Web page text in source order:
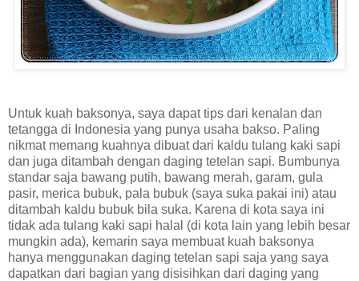
Untuk kuah baksonya, saya dapat tips dari kenalan dan
tetangga di Indonesia yang punya usaha bakso. Paling
nikmat memang kuahnya dibuat dari kaldu tulang kaki sapi
dan juga ditambah dengan daging tetelan sapi. Bumbunya
standar saja bawang putih, bawang merah, garam, gula
pasir, merica bubuk, pala bubuk (saya suka pakai ini) atau
ditambah kaldu bubuk bila suka. Karena di kota saya ini
tidak ada tulang kaki sapi halal (di kota lain yang lebih besar
mungkin ada), kemarin saya membuat kuah baksonya
hanya menggunakan daging tetelan sapi saja yang saya
dapatkan dari bagian yang disisihkan dari daging yang